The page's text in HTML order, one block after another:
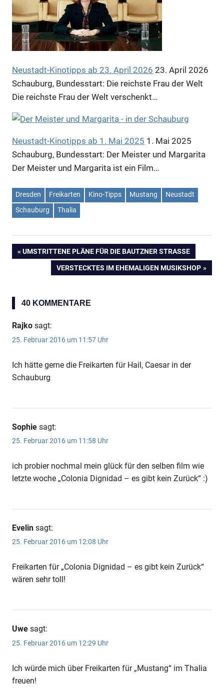
Neustadt-Kinotipps ab 23. April 2026 23. April 2026
Schauburg, Bundesstart: Die reichste Frau der Welt
Die reichste Frau der Welt verschenkt…
Neustadt-Kinotipps ab 1. Mai 2025 1. Mai 2025
Schauburg, Bundesstart: Der Meister und Margarita
Der Meister und Margarita ist ein Film…
Dresden Freikarten Kino-Tipps Mustang
Neustadt
Schauburg
Thalia
Beitragsnavigation
VORHERIGER
BEITRAG:
UMSTRITTENE PLÄNE FÜR DIE BAUTZNER STRASSE
NÄCHSTER
VERSTECKTES IM EHEMALIGEN MUSIKSHOP
40 KOMMENTARE
Rajko sagt:
25. Februar 2016 um 11:57 Uhr
Ich hätte gerne die Freikarten für Hail, Caesar in der
Schauburg
Sophie sagt:
25. Februar 2016 um 11:58 Uhr
ich probier nochmal mein glück für den selben film wie
letzte woche „Colonia Dignidad – es gibt kein Zurück“ :)
Evelin sagt:
25. Februar 2016 um 12:08 Uhr
Freikarten für „Colonia Dignidad – es gibt kein Zurück“
wären sehr toll!
Uwe sagt:
25. Februar 2016 um 12:29 Uhr
Ich würde mich über Freikarten für „Mustang“ im Thalia
freuen!